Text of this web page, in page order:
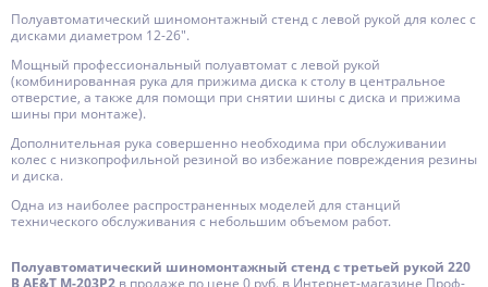
Полуавтоматический шиномонтажный стенд с левой рукой для колес с
дисками диаметром 12-26".
Мощный профессиональный полуавтомат с левой рукой
(комбинированная рука для прижима диска к столу в центральное
отверстие, а также для помощи при снятии шины с диска и прижима
шины при монтаже).
Дополнительная рука совершенно необходима при обслуживании
колес с низкопрофильной резиной во избежание повреждения резины
и диска.
Одна из наиболее распространенных моделей для станций
технического обслуживания с небольшим объемом работ.
Полуавтоматический шиномонтажный стенд c третьей рукой 220
B AE&T M-203P2 в продаже по цене 0 руб. в Интернет-магазине Проф-